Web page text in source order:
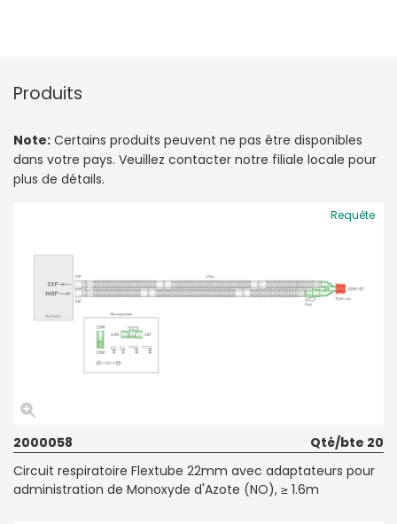
Produits
Note: Certains produits peuvent ne pas être disponibles
dans votre pays. Veuillez contacter notre filiale locale pour
plus de détails.
Requête
2000058
Qté/bte 20
Circuit respiratoire Flextube 22mm avec adaptateurs pour
administration de Monoxyde d'Azote (NO), ≥ 1.6m